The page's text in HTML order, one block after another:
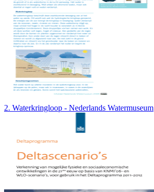
2. Waterkringloop - Nederlands Watermuseum